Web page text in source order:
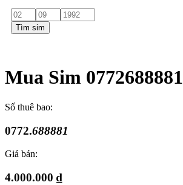
Tìm sim
Mua Sim 0772688881
Số thuê bao:
0772.688881
Giá bán:
4.000.000 ₫